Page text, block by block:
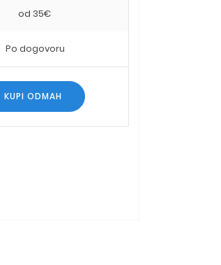
od 35€
Po dogovoru
KUPI ODMAH